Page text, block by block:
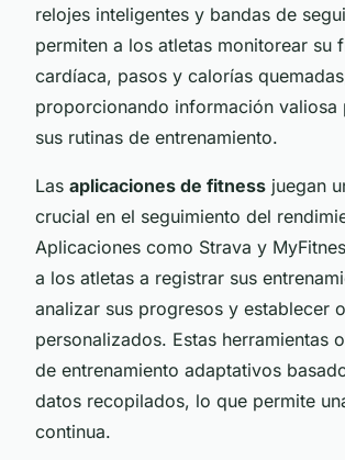
relojes inteligentes y bandas de
permiten a los atletas monitorear su
cardíaca, pasos y calorías
proporcionando información valiosa
sus rutinas de entrenamiento.
Las aplicaciones de fitness juegan
crucial en el seguimiento del
Aplicaciones como Strava y
a los atletas a registrar sus
analizar sus progresos y establecer
personalizados. Estas herramientas
de entrenamiento adaptativos
datos recopilados, lo que permite
continua.